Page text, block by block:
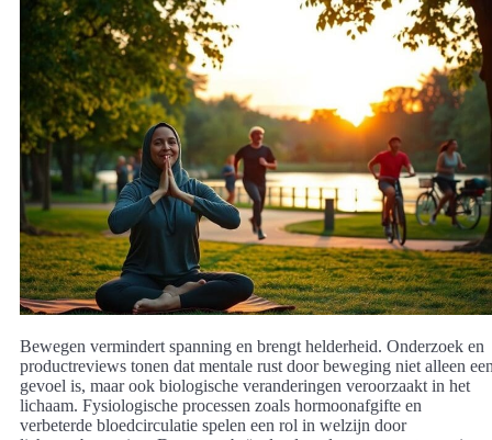
Bewegen vermindert spanning en brengt helderheid. Onderzoek en
productreviews tonen dat mentale rust door beweging niet alleen
gevoel is, maar ook biologische veranderingen veroorzaakt in het
lichaam. Fysiologische processen zoals hormoonafgifte en
verbeterde bloedcirculatie spelen een rol in welzijn door